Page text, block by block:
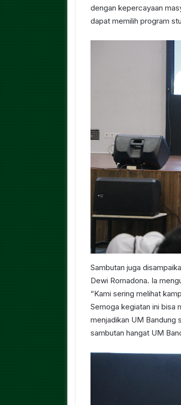
dengan kepercayaan
dapat memilih program
Sambutan juga
Dewi Romadona. Ia
“Kami sering melihat
Semoga kegiatan ini bisa
menjadikan UM Bandung
sambutan hangat UM